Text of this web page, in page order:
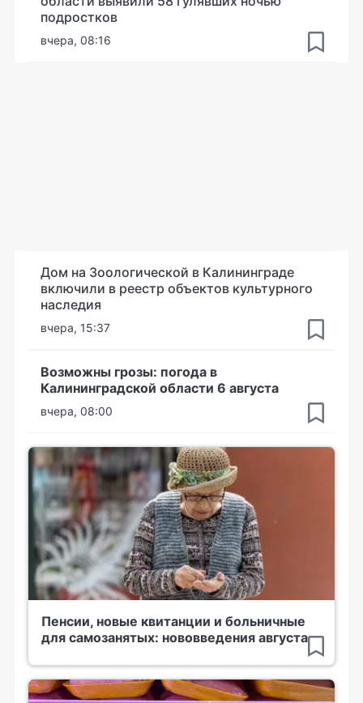
подростков
вчера, 08:16
Дом на Зоологической в Калининграде
включили в реестр объектов культурного
наследия
вчера, 15:37
Возможны грозы: погода в
Калининградской области 6 августа
вчера, 08:00
Пенсии, новые квитанции и больничные
для самозанятых: нововведения августа